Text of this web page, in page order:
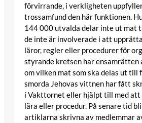
förvirrande, i verkligheten
trossamfund den här funktionen.
144 000 utvalda delar inte ut mat
de inte är involverade i att
läror, regler eller procedurer för
styrande kretsen har ensamrätten
om vilken mat som ska delas ut till
smorda Jehovas vittnen har fått
i Vakttornet eller hjälpt till med att
lära eller procedur. På senare tid
artiklarna skrivna av medlemmar